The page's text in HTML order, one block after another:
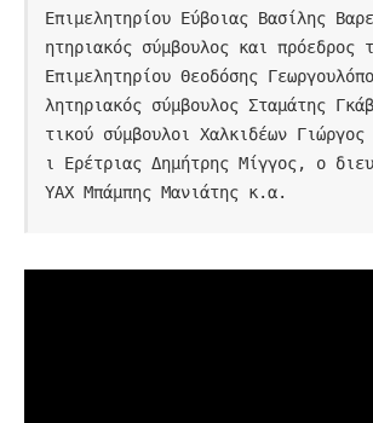
Επιμελητηρίου Εύβοιας Βασίλης
ητηριακός σύμβουλος και πρόεδρος
Επιμελητηρίου Θεοδόσης
λητηριακός σύμβουλος Σταμάτης
τικού σύμβουλοι Χαλκιδέων
ι Ερέτριας Δημήτρης Μίγγος, ο
ΥΑΧ Μπάμπης Μανιάτης κ.α.